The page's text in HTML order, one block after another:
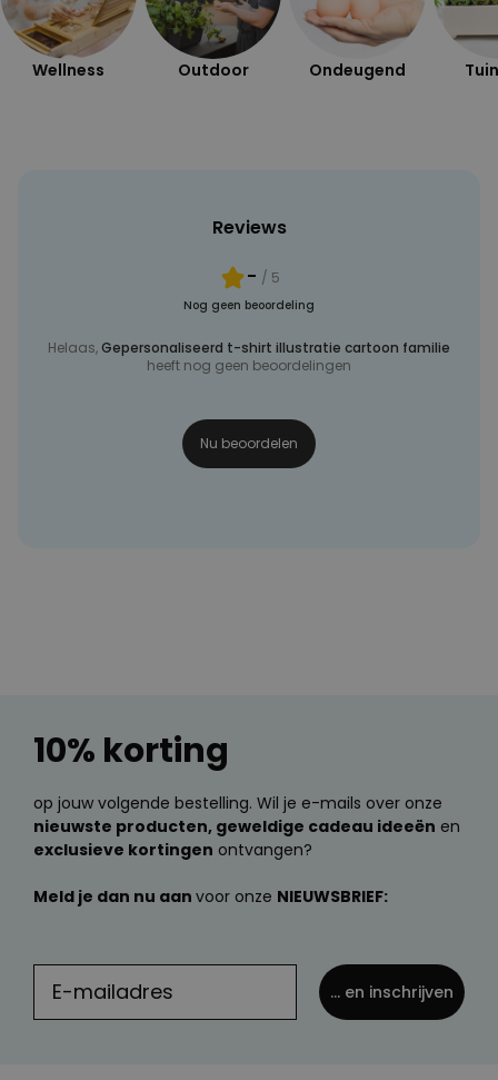
Wellness Outdoor Ondeugend
Reviews
- / 5
Nog geen beoordeling
Helaas,Gepersonaliseerd t-shirt illustratie cartoon familie
heeft nog geen beoordelingen
Nu beoordelen
10% korting
op jouw volgende bestelling. Wil je e-mails over onze
nieuwste producten, geweldige cadeau ideeën en
exclusieve kortingen ontvangen?
Meld je dan nu aan voor onze NIEUWSBRIEF:
... en inschrijven